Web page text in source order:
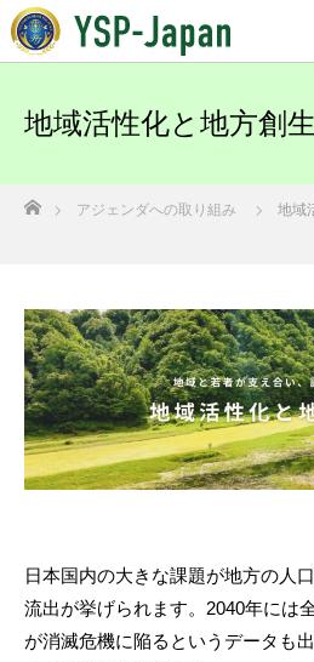
地域活性化と地方創
アジェンダへの取り組み 地域
日本国内の大きな課題が地方の人
流出が挙げられます。2040年には
が消滅危機に陥るというデータも